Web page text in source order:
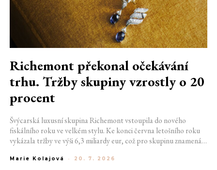
Richemont překonal očekávání
trhu. Tržby skupiny vzrostly o 20
procent
Švýcarská luxusní skupina Richemont vstoupila do nového
fiskálního roku ve velkém stylu. Ke konci června letošního roku
vykázala tržby ve výši 6,3 miliardy eur, což pro skupinu znamená
luxusním zůstává i přes přetrvávající ekonomickou nejistotu
Marie Kolajová - 20. 7. 2026